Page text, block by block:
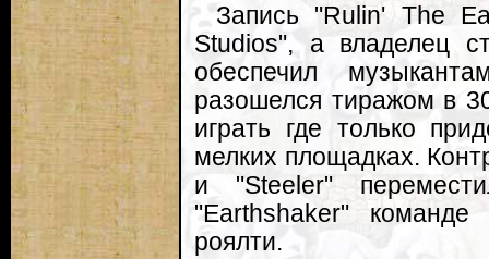
Запись "Rulin' The
Studios", а владелец
обеспечил
разошелся тиражом в
играть где только
мелких площадках.
и "Steeler"
"Earthshaker"
роялти.